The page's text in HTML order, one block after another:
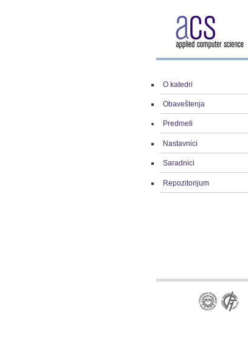
O katedri
Obaveštenja
Predmeti
Nastavnici
Saradnici
Repozitorijum